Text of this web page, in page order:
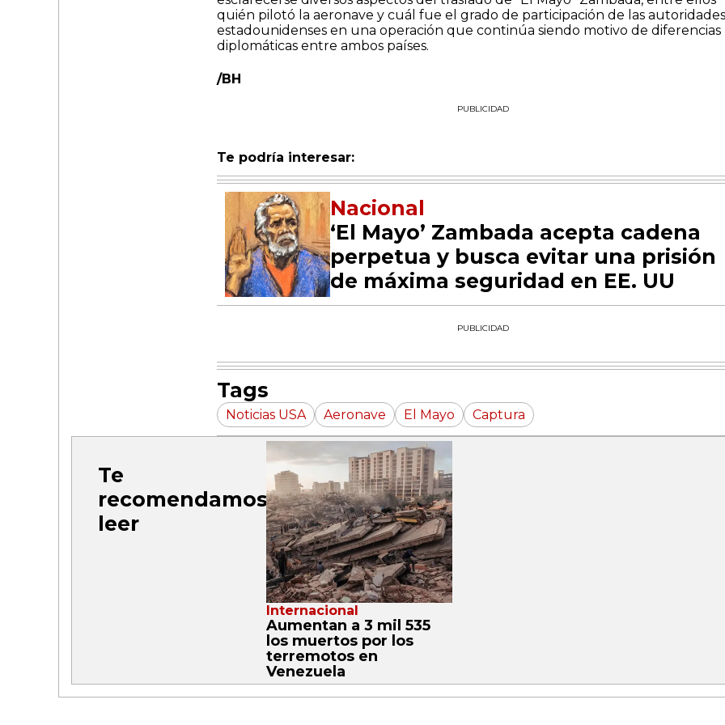
quién pilotó la aeronave y cuál fue el grado de participación de las autoridades
estadounidenses en una operación que continúa siendo motivo de diferencias
diplomáticas entre ambos países.
/BH
PUBLICIDAD
Te podría interesar:
Nacional
‘El Mayo’ Zambada acepta cadena
perpetua y busca evitar una prisión
de máxima seguridad en EE. UU
PUBLICIDAD
Tags
Noticias USA Aeronave El Mayo Captura
Te
recomendamos
leer
Internacional
Aumentan a 3 mil 535
los muertos por los
terremotos en
Venezuela